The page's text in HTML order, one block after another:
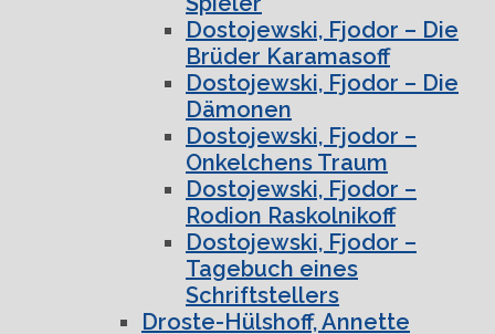
Dostojewski, Fjodor – Die
Brüder Karamasoff
Dostojewski, Fjodor – Die
Dämonen
Dostojewski, Fjodor –
Onkelchens Traum
Dostojewski, Fjodor –
Rodion Raskolnikoff
Dostojewski, Fjodor –
Tagebuch eines
Schriftstellers
Droste-Hülshoff, Annette